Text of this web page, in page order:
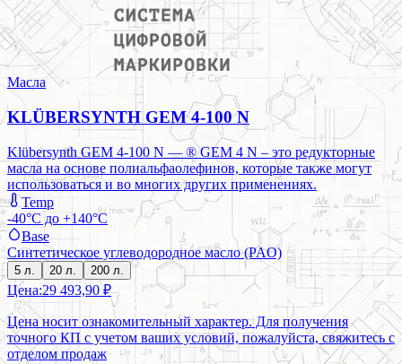
Масла
KLÜBERSYNTH GEM 4-100 N
Klübersynth GEM 4-100 N — ® GEM 4 N – это редукторные
масла на основе полиальфаолефинов, которые также могут
использоваться и во многих других применениях.
Temp
-40°C до +140°C
Base
Синтетическое углеводородное масло (PAO)
5 л. 20 л. 200 л.
Цена:29 493,90 ₽
Цена носит ознакомительный характер. Для получения
точного КП с учетом ваших условий, пожалуйста, свяжитесь с
отделом продаж